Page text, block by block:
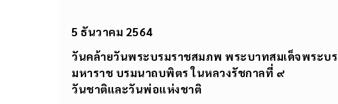
5 ธันวาคม 2564
วันคล้ายวันพระบรมราชสมภพ พระบาทสมเด็จพระบ
มหาราช บรมนาถบพิตร ในหลวงรัชกาลที่ ๙
วันชาติและวันพ่อแห่งชาติ